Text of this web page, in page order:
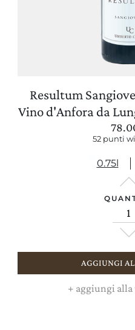
AGGIORNA
Resultum
Vino d'Anfora da
52 punti
0.75l
AGGIUNGI AL
+ aggiungi alla